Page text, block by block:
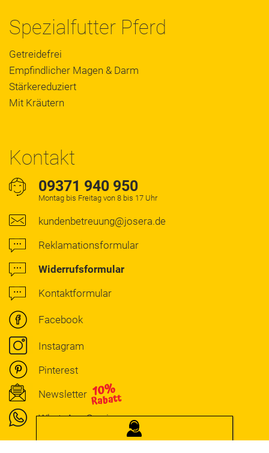
JOSERA
BERATUNG
Spezialfutter Pferd
Getreidefrei
Empfindlicher Magen & Darm
Stärkereduziert
Mit Kräutern
Kontakt
09371 940 950
Montag bis Freitag von 8 bis 17 Uhr
kundenbetreuung@josera.de
Reklamationsformular
Widerrufsformular
Kontaktformular
Facebook
Instagram
Pinterest
Newsletter
WhatsApp Service